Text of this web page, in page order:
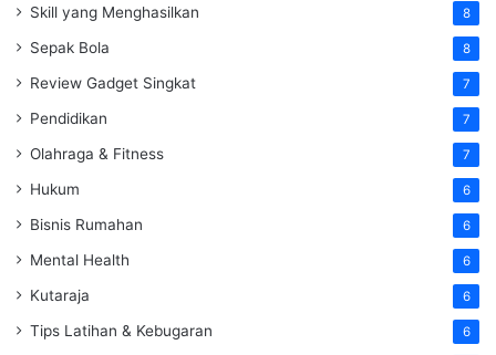
Skill yang Menghasilkan 8
Sepak Bola 8
Review Gadget Singkat 7
Pendidikan 7
Olahraga & Fitness 7
Hukum 6
Bisnis Rumahan 6
Mental Health 6
Kutaraja 6
Tips Latihan & Kebugaran 6